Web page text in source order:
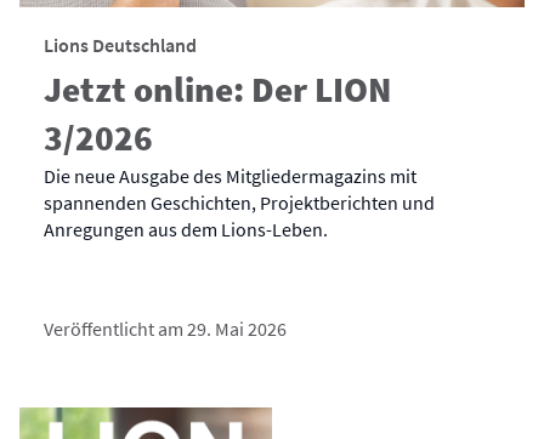
Lions Deutschland
Jetzt online: Der LION
3/2026
Die neue Ausgabe des Mitgliedermagazins mit
spannenden Geschichten, Projektberichten und
Anregungen aus dem Lions-Leben.
Veröffentlicht am 29. Mai 2026